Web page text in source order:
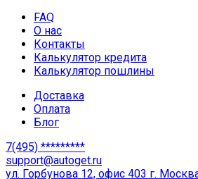
FAQ
О нас
Контакты
Калькулятор кредита
Калькулятор пошлины
Доставка
Оплата
Блог
7(495) *********
support@autoget.ru
ул. Горбунова 12, офис 403 г.